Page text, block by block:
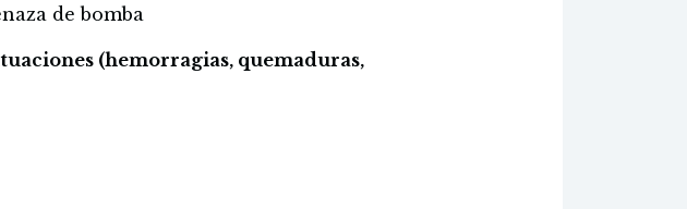
de bomba
(hemorragias, quemaduras,